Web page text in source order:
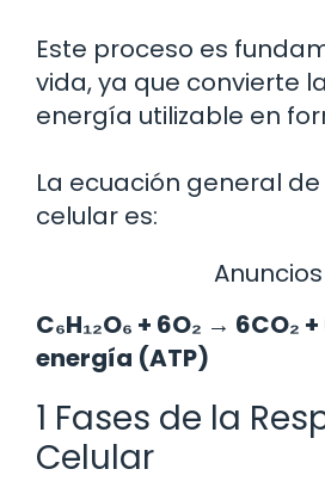
Este proceso es
vida, ya que convierte
energía utilizable en
La ecuación general
celular es:
Anuncios
C₆H₁₂O₆ + 6O₂ → 6CO₂ +
energía (ATP)
1 Fases de la
Celular